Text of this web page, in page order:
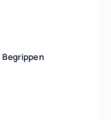
Begrippen